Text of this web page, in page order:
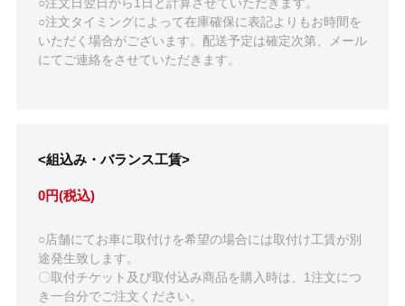
○注文タイミングによって在庫確保に表記よりもお時間を
いただく場合がございます。配送予定は確定次第、メール
にてご連絡をさせていただきます。
<組込み・バランス工賃>
0円(税込)
○店舗にてお車に取付けを希望の場合には取付け工賃が別
途発生致します。
〇取付チケット及び取付込み商品を購入時は、1注文につ
き一台分でご注文ください。